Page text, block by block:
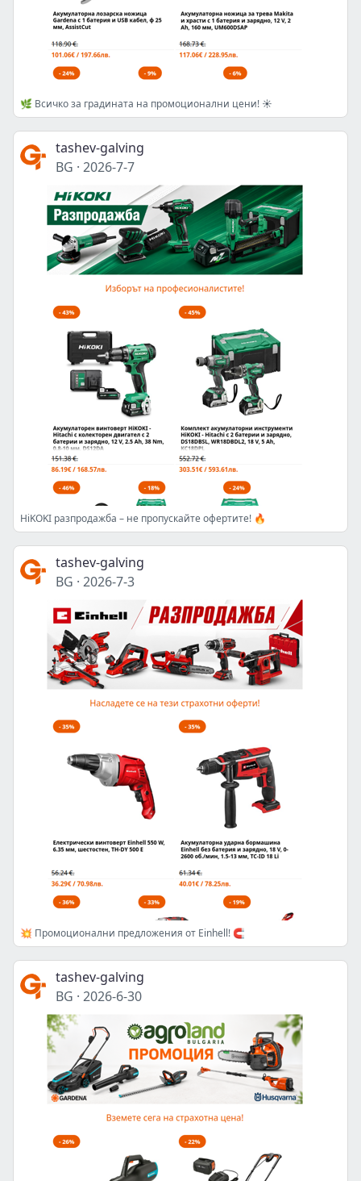
🌿 Всичко за градината на промоционални цени! ☀️
tashev-galving
BG · 2026-7-7
HiKOKI разпродажба – не пропускайте офертите! 🔥
tashev-galving
BG · 2026-7-3
💥 Промоционални предложения от Einhell! 🧲
tashev-galving
BG · 2026-6-30